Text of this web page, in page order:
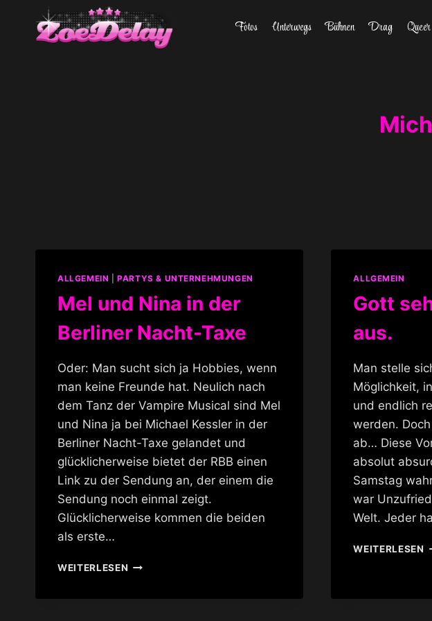
springen
Fotos Unterwegs Bühnen Drag Queer
ALLGEMEIN |PARTYS & UNTERNEHMUNGEN
Mel und Nina in der
Berliner Nacht-Taxe
Oder: Man sucht sich ja Hobbies, wenn
man keine Freunde hat. Neulich nach
dem Tanz der Vampire Musical sind Mel
und Nina ja bei Michael Kessler in der
Berliner Nacht-Taxe gelandet und
glücklicherweise bietet der RBB einen
Link zu der Sendung an, der einem die
Sendung noch einmal zeigt.
Glücklicherweise kommen die beiden
als erste…
WEITERLESENMEL
ALLGEMEIN
Gott
aus.
Man stelle
Möglichkeit,
und endlich
werden.
ab… Diese
absolut
Samstag
war
Welt. Jeder
WEITERLESEN